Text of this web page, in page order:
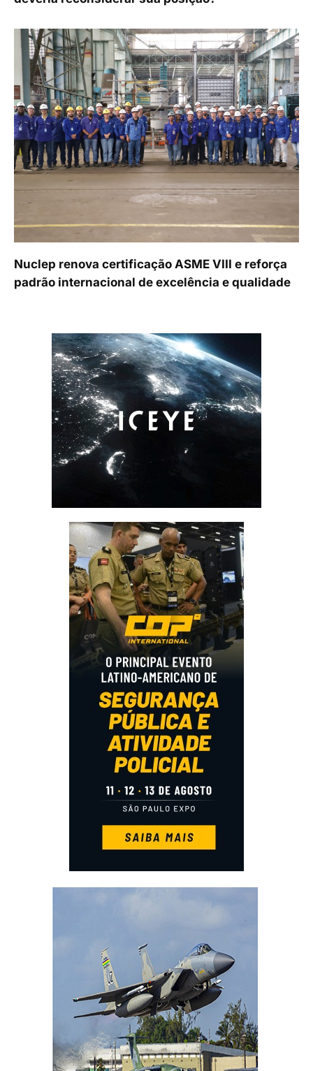
Nuclep renova certificação ASME VIII e reforça
padrão internacional de excelência e qualidade